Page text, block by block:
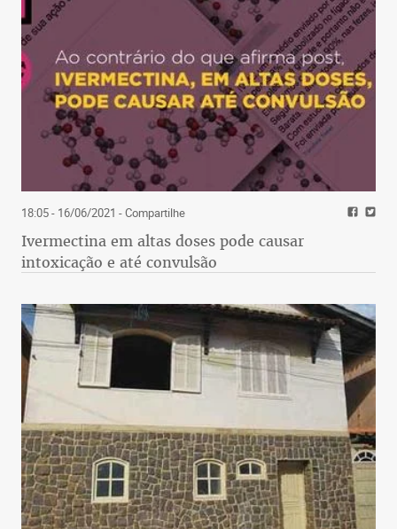
18:05 - 16/06/2021 - Compartilhe
Ivermectina em altas doses pode causar
intoxicação e até convulsão